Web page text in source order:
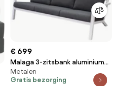
€ 699
Malaga 3-zitsbank aluminium
wit
Metalen
Gratis bezorging